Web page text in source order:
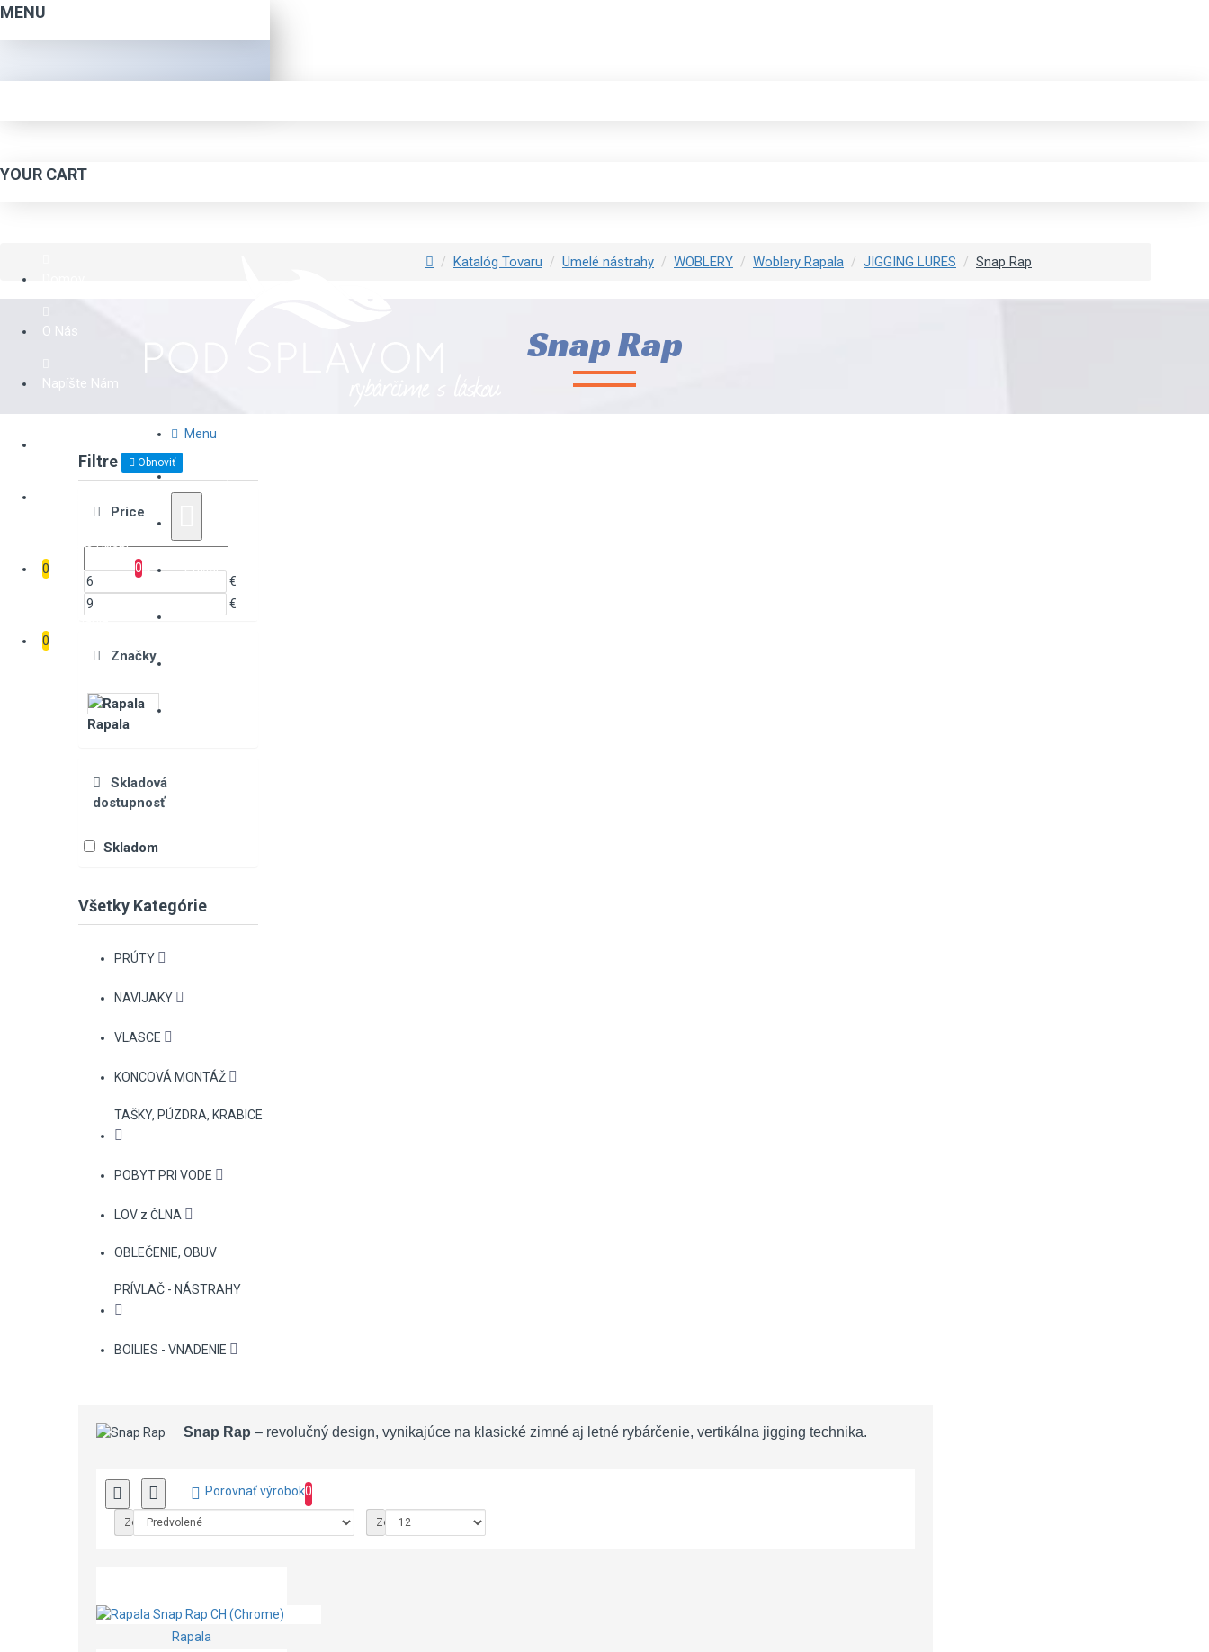
MENU
YOUR CART
O Nás
Napíšte Nám
Zoznam Prianí
0
Porovnanie
0
Menu
Prívlač-Nástrahy
Boilies-Vnadenie
0
Katalóg Tovaru Umelé nástrahy WOBLERY Woblery Rapala JIGGING LURES Snap Rap
Snap Rap
Filtre Obnoviť
Price
€
€
Značky
Rapala
Skladová
dostupnosť
Skladom
Všetky Kategórie
PRÚTY
NAVIJAKY
VLASCE
KONCOVÁ MONTÁŽ
TAŠKY, PÚZDRA, KRABICE
POBYT PRI VODE
LOV z ČLNA
OBLEČENIE, OBUV
PRÍVLAČ - NÁSTRAHY
BOILIES - VNADENIE
Snap Rap – revolučný design, vynikajúce na klasické zimné aj letné rybárčenie, vertikálna jigging technika.
Porovnať výrobok0
Zoradiť podľa: Zobraziť:
Rapala